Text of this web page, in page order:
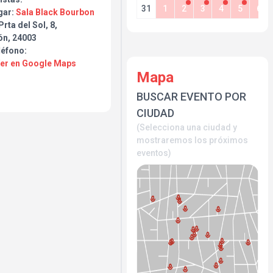
el León Ciudad a un
de Fuego por su Boca
conocido por su nombre
desde Gerona:
con un Dj set para
Sala Black Bourbon
del Sol, 8,
24003
en Google Maps
31 1 2 3 4 5 6
Mapa
BUSCAR EVENTO POR
CIUDAD
(Selecciona una ciudad y
mostraremos los próximos
eventos)